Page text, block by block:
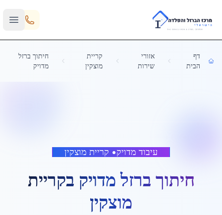
Skip to main content
דף
הבית
אזורי
שירות
קריית
מוצקין
חיתוך ברזל
מדויק
עיבוד מדויק• קריית מוצקין
חיתוך ברזל מדויק בקריית
מוצקין